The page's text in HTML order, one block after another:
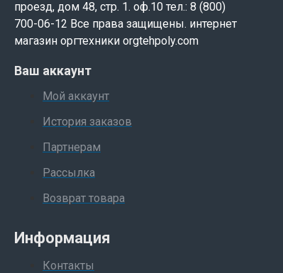
проезд, дом 48, стр. 1. оф.10 тел.: 8 (800)
700-06-12 Все права защищены. интернет
магазин оргтехники orgtehpoly.com
Ваш аккаунт
Мой аккаунт
История заказов
Партнерам
Рассылка
Возврат товара
Информация
Контакты